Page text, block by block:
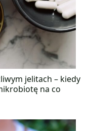
jelitach – kiedy
na co